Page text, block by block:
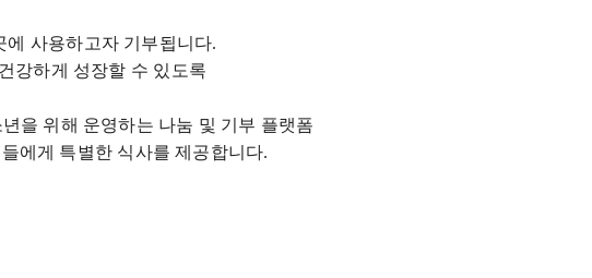
에 사용하고자 기부됩니다.
강하게 성장할 수 있도록
을 위해 운영하는 나눔 및 기부 플랫폼
에게 특별한 식사를 제공합니다.